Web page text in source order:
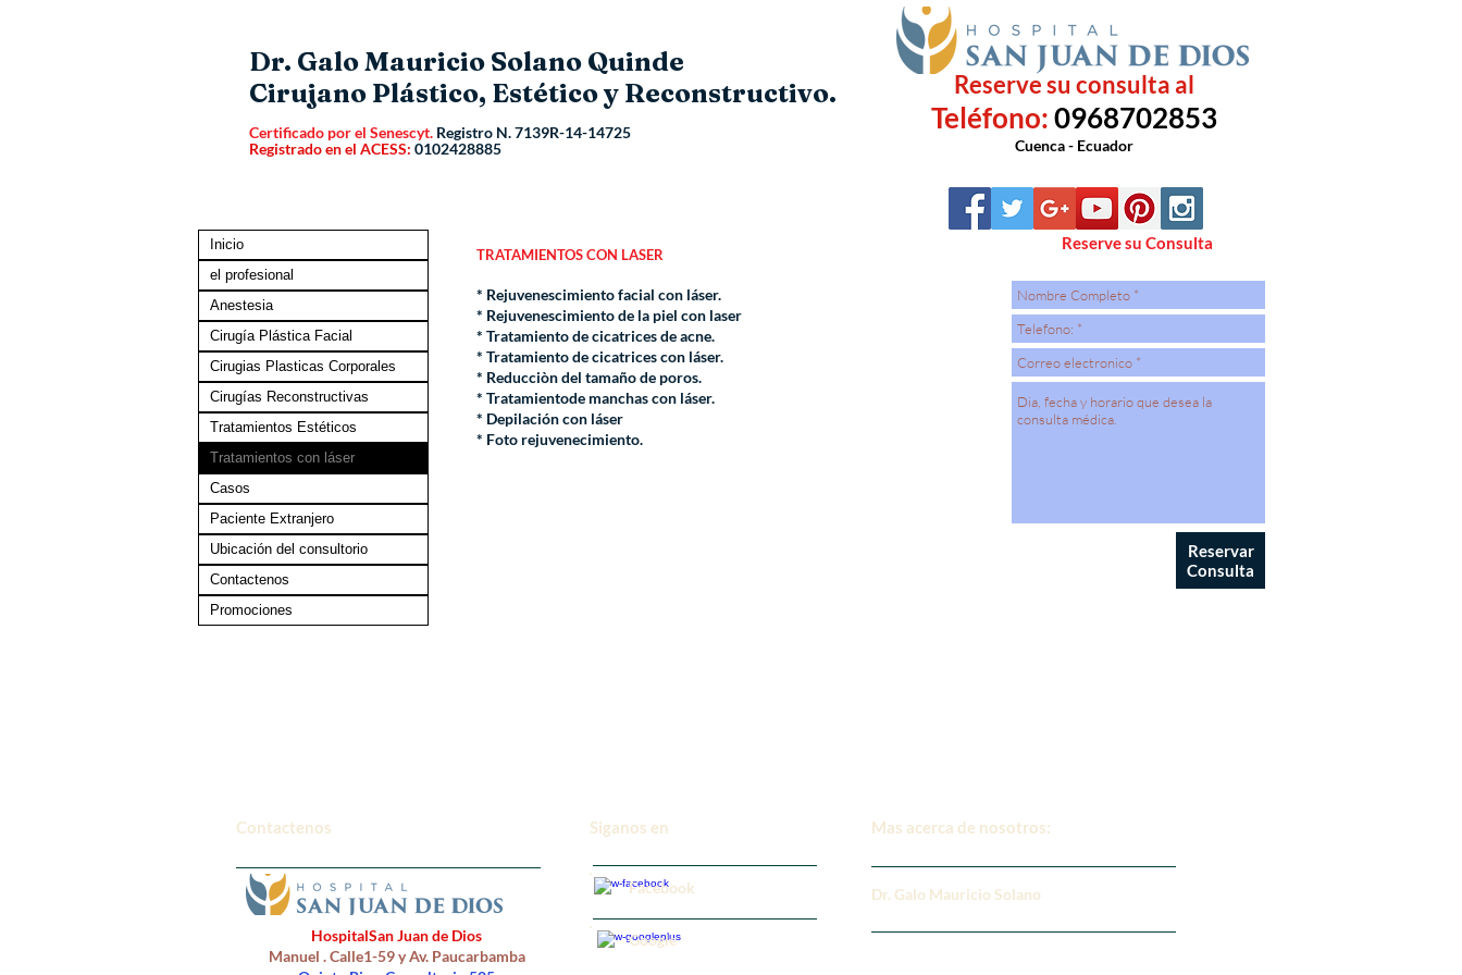
Reserve su consulta al
Teléfono:0968702853
Cuenca - Ecuador
Dr. Galo Mauricio Solano Quinde
Cirujano Plástico, Estético y Reconstructivo.
Certificado por el Senescyt. Registro N.7139R-14-14725
Registrado en el ACESS: 0102428885
Inicio
el profesional
Anestesia
Cirugía Plástica Facial
Cirugias Plasticas Corporales
Cirugías Reconstructivas
Tratamientos Estéticos
Tratamientos con láser
Casos
Paciente Extranjero
Ubicación del consultorio
Contactenos
Promociones
TRATAMIENTOS CON LASER
* Rejuvenescimiento facial con láser.
* Rejuvenescimiento de la piel con laser
* Tratamiento de cicatrices de acne.
* Tratamiento de cicatrices con láser.
* Reducciòn del tamaño de poros.
* Tratamientode manchas con láser.
* Depilación con láser
* Foto rejuvenecimiento.
Reserve su Consulta
Reservar
Consulta
Contactenos Siganos en
Facebook
Mas acerca de nosotros:
Dr. Galo Mauricio Solano
HospitalSan Juan de Dios
Manuel . Calle1-59 y Av. Paucarbamba
Google